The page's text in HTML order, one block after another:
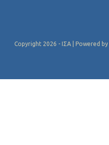
Copyright 2026 - ΙΣΑ | Powered by